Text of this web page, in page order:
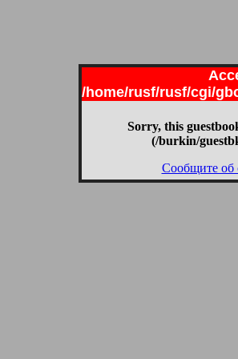
/home/rusf/rusf/cgi/
Sorry, this
(/burkin/
Сообщите об